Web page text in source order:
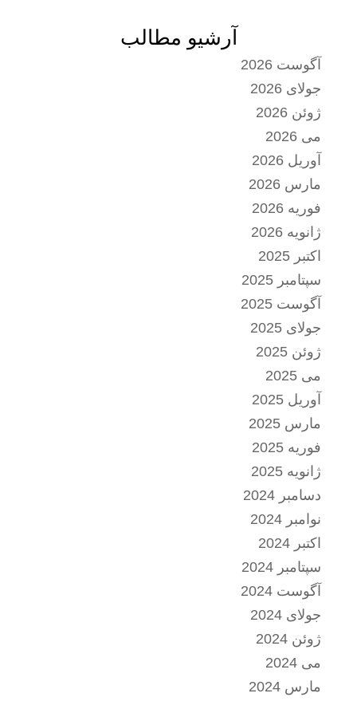
آرشیو مطالب
آگوست 2026
جولای 2026
ژوئن 2026
می 2026
آوریل 2026
مارس 2026
فوریه 2026
ژانویه 2026
اکتبر 2025
سپتامبر 2025
آگوست 2025
جولای 2025
ژوئن 2025
می 2025
آوریل 2025
مارس 2025
فوریه 2025
ژانویه 2025
دسامبر 2024
نوامبر 2024
اکتبر 2024
سپتامبر 2024
آگوست 2024
جولای 2024
ژوئن 2024
می 2024
مارس 2024